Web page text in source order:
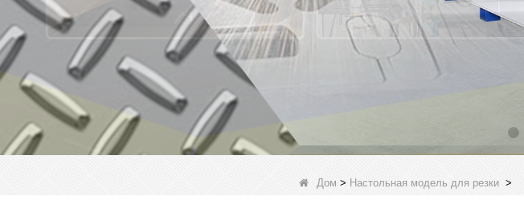
Дом > Настольная модель для резки >